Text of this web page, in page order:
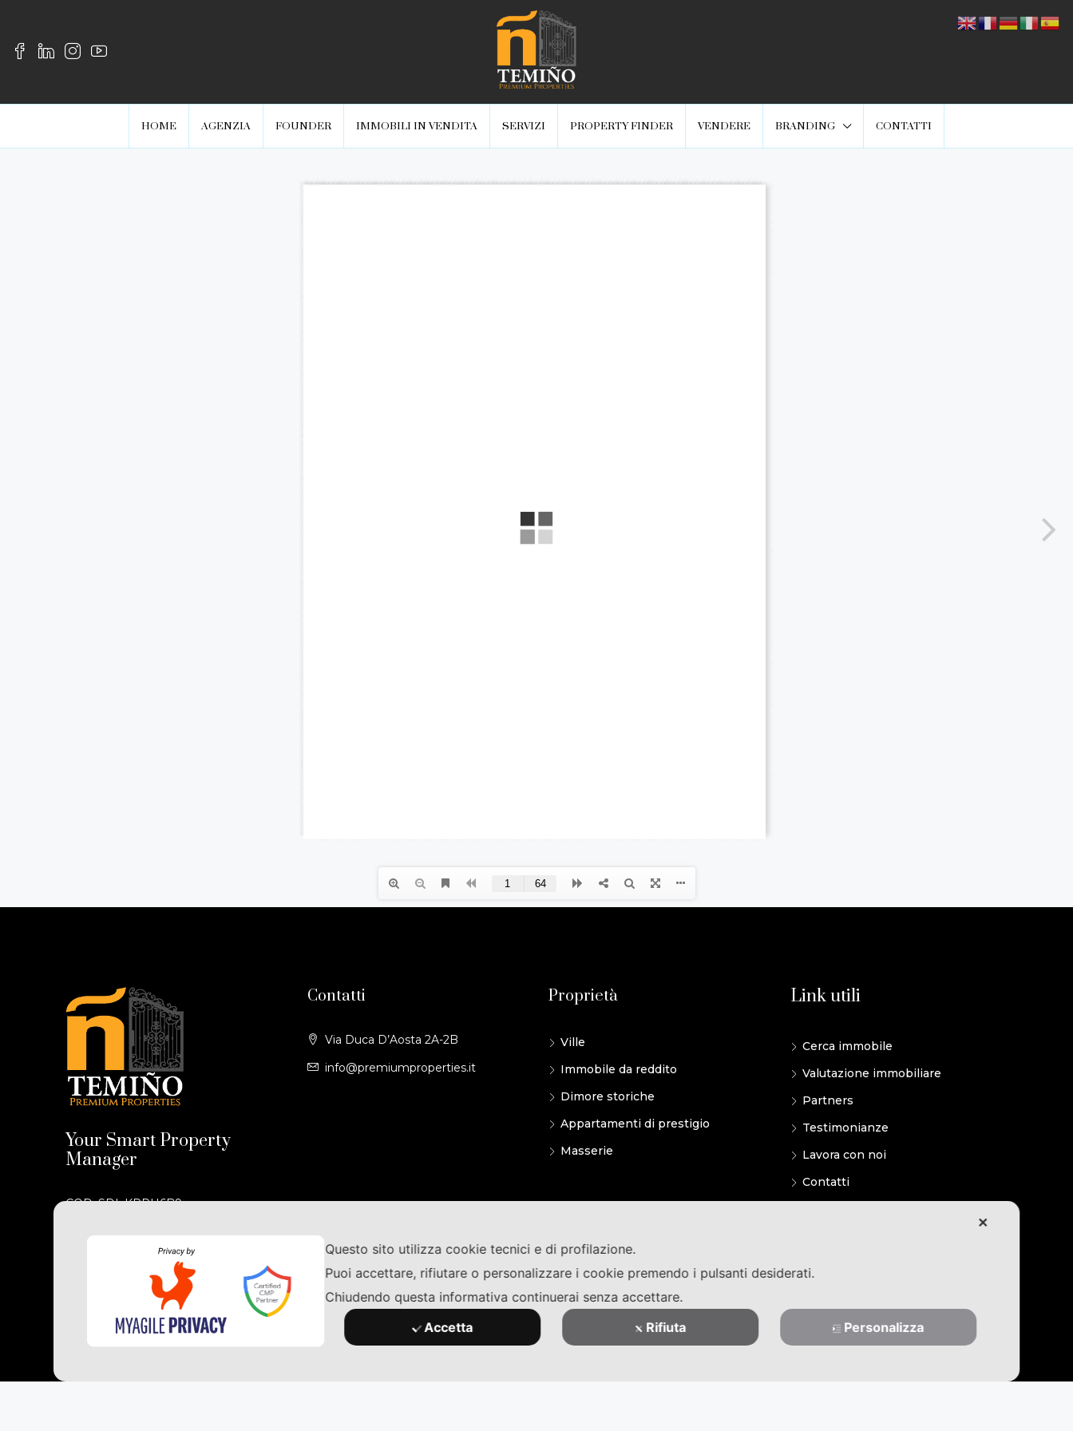
HOME AGENZIA FOUNDER IMMOBILI IN VENDITA SERVIZI PROPERTY FINDER VENDERE BRANDING CONTATTI
Your Smart Property
Manager
COD. SDI: KRRH6B9
P. IVA 05033130757
premiumproperties@pec.it
Contatti
Via Duca D’Aosta 2A-2B
info@premiumproperties.it
Proprietà
Ville
Immobile da reddito
Dimore storiche
Appartamenti di prestigio
Masserie
Link utili
Cerca immobile
Valutazione immobiliare
Partners
Testimonianze
Lavora con noi
Contatti
✕
Questo sito utilizza cookie tecnici e di profilazione.
Puoi accettare, rifiutare o personalizzare i cookie premendo i pulsanti desiderati.
Chiudendo questa informativa continuerai senza accettare.
Accetta
Rifiuta Personalizza